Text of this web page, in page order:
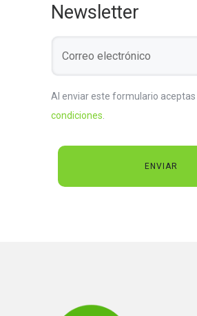
Newsletter
Al enviar este formulario aceptas
condiciones